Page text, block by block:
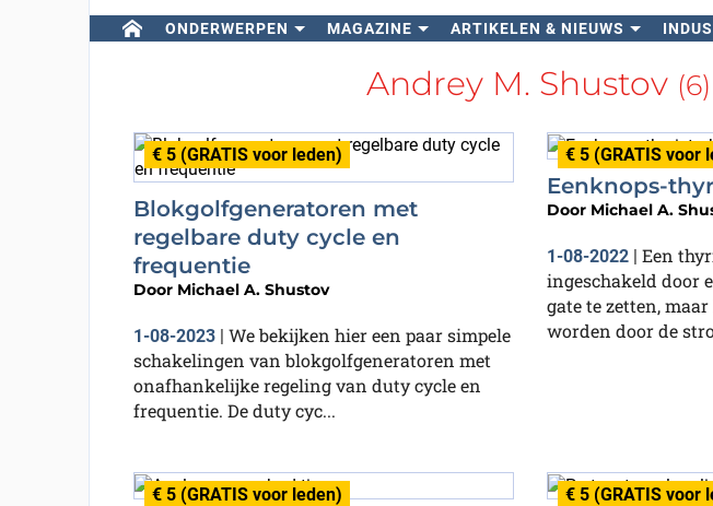
ONDERWERPEN MAGAZINE ARTIKELEN & NIEUWS
Andrey M. Shustov (6)
€ 5 (GRATIS voor leden)
Blokgolfgeneratoren met
regelbare duty cycle en
frequentie
Door Michael A. Shustov
1-08-2023| We bekijken hier een paar simpele
schakelingen van blokgolfgeneratoren met
onafhankelijke regeling van duty cycle en
frequentie. De duty cyc...
€ 5 (GRATIS voor
Eenknops-
Door Michael A.
1-08-2022 | Een
ingeschakeld door
gate te zetten,
worden door de
€ 5 (GRATIS voor leden) € 5 (GRATIS voor